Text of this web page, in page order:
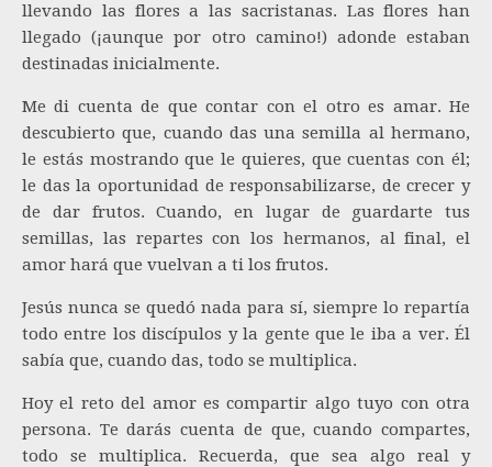
llevando las flores a las sacristanas. Las flores han
llegado (¡aunque por otro camino!) adonde estaban
destinadas inicialmente.
Me di cuenta de que contar con el otro es amar. He
descubierto que, cuando das una semilla al hermano,
le estás mostrando que le quieres, que cuentas con él;
le das la oportunidad de responsabilizarse, de crecer y
de dar frutos. Cuando, en lugar de guardarte tus
semillas, las repartes con los hermanos, al final, el
amor hará que vuelvan a ti los frutos.
Jesús nunca se quedó nada para sí, siempre lo repartía
todo entre los discípulos y la gente que le iba a ver. Él
sabía que, cuando das, todo se multiplica.
Hoy el reto del amor es compartir algo tuyo con otra
persona. Te darás cuenta de que, cuando compartes,
todo se multiplica. Recuerda, que sea algo real y